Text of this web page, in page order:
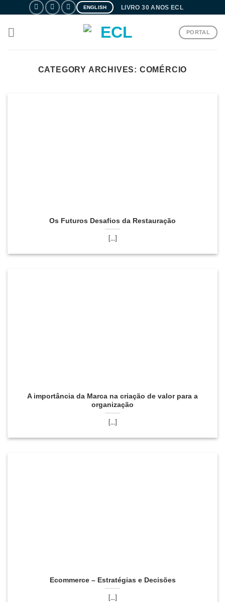
content
ENGLISH LIVRO 30 ANOS ECL
PORTAL
CATEGORY ARCHIVES: COMÉRCIO
Os Futuros Desafios da Restauração
[...]
A importância da Marca na criação de valor para a
organização
[...]
Ecommerce – Estratégias e Decisões
[...]